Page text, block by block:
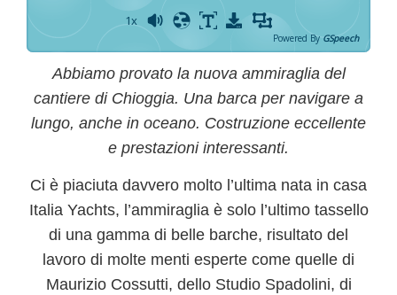
1x
Powered By GSpeech
Abbiamo provato la nuova ammiraglia del
cantiere di Chioggia. Una barca per navigare a
lungo, anche in oceano. Costruzione eccellente
e prestazioni interessanti.
Ci è piaciuta davvero molto l’ultima nata in casa
Italia Yachts, l’ammiraglia è solo l’ultimo tassello
di una gamma di belle barche, risultato del
lavoro di molte menti esperte come quelle di
Maurizio Cossutti, dello Studio Spadolini, di